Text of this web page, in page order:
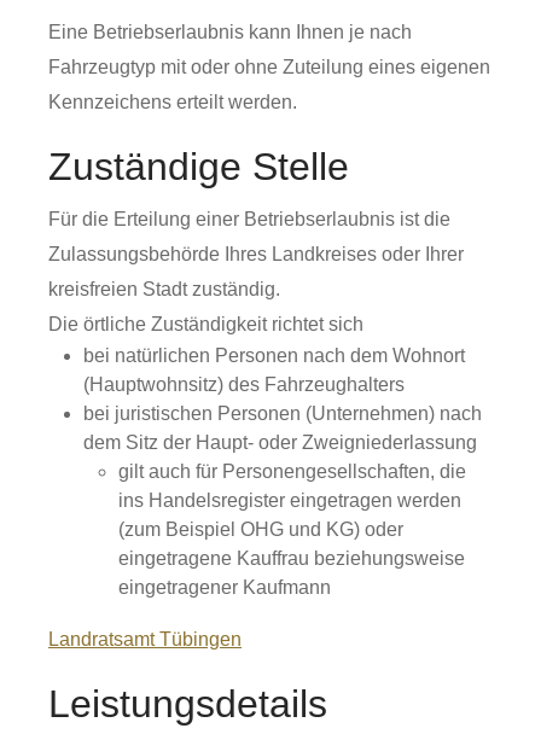
Eine Betriebserlaubnis kann Ihnen je nach
Fahrzeugtyp mit oder ohne Zuteilung eines eigenen
Kennzeichens erteilt werden.
Zuständige Stelle
Für die Erteilung einer Betriebserlaubnis ist die
Zulassungsbehörde Ihres Landkreises oder Ihrer
kreisfreien Stadt zuständig.
Die örtliche Zuständigkeit richtet sich
bei natürlichen Personen nach dem Wohnort
(Hauptwohnsitz) des Fahrzeughalters
bei juristischen Personen (Unternehmen) nach
dem Sitz der Haupt- oder Zweigniederlassung
gilt auch für Personengesellschaften, die
ins Handelsregister eingetragen werden
(zum Beispiel OHG und KG) oder
eingetragene Kauffrau beziehungsweise
eingetragener Kaufmann
Landratsamt Tübingen
Leistungsdetails